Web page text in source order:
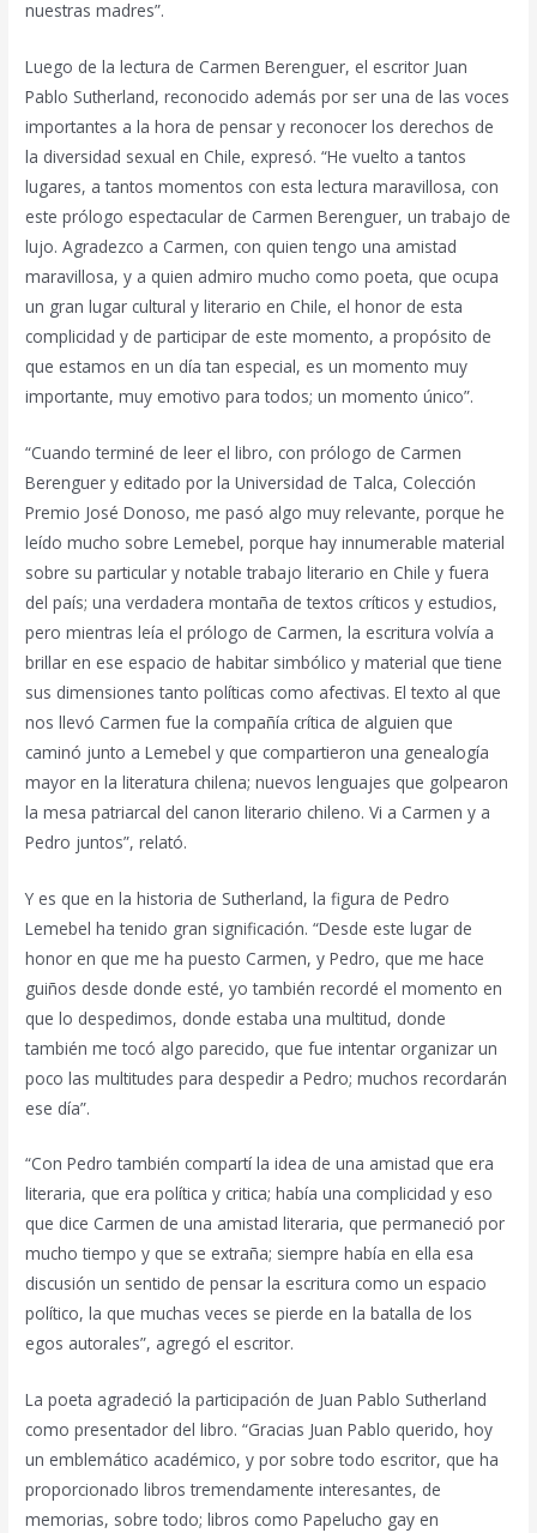
nuestras madres”.
Luego de la lectura de Carmen Berenguer, el escritor Juan
Pablo Sutherland, reconocido además por ser una de las voces
importantes a la hora de pensar y reconocer los derechos de
la diversidad sexual en Chile, expresó. “He vuelto a tantos
lugares, a tantos momentos con esta lectura maravillosa, con
este prólogo espectacular de Carmen Berenguer, un trabajo de
lujo. Agradezco a Carmen, con quien tengo una amistad
maravillosa, y a quien admiro mucho como poeta, que ocupa
un gran lugar cultural y literario en Chile, el honor de esta
complicidad y de participar de este momento, a propósito de
que estamos en un día tan especial, es un momento muy
importante, muy emotivo para todos; un momento único”.
“Cuando terminé de leer el libro, con prólogo de Carmen
Berenguer y editado por la Universidad de Talca, Colección
Premio José Donoso, me pasó algo muy relevante, porque he
leído mucho sobre Lemebel, porque hay innumerable material
sobre su particular y notable trabajo literario en Chile y fuera
del país; una verdadera montaña de textos críticos y estudios,
pero mientras leía el prólogo de Carmen, la escritura volvía a
brillar en ese espacio de habitar simbólico y material que tiene
sus dimensiones tanto políticas como afectivas. El texto al que
nos llevó Carmen fue la compañía crítica de alguien que
caminó junto a Lemebel y que compartieron una genealogía
mayor en la literatura chilena; nuevos lenguajes que golpearon
la mesa patriarcal del canon literario chileno. Vi a Carmen y a
Pedro juntos”, relató.
Y es que en la historia de Sutherland, la figura de Pedro
Lemebel ha tenido gran significación. “Desde este lugar de
honor en que me ha puesto Carmen, y Pedro, que me hace
guiños desde donde esté, yo también recordé el momento en
que lo despedimos, donde estaba una multitud, donde
también me tocó algo parecido, que fue intentar organizar un
poco las multitudes para despedir a Pedro; muchos recordarán
ese día”.
“Con Pedro también compartí la idea de una amistad que era
literaria, que era política y critica; había una complicidad y eso
que dice Carmen de una amistad literaria, que permaneció por
mucho tiempo y que se extraña; siempre había en ella esa
discusión un sentido de pensar la escritura como un espacio
político, la que muchas veces se pierde en la batalla de los
egos autorales”, agregó el escritor.
La poeta agradeció la participación de Juan Pablo Sutherland
como presentador del libro. “Gracias Juan Pablo querido, hoy
un emblemático académico, y por sobre todo escritor, que ha
proporcionado libros tremendamente interesantes, de
memorias, sobre todo; libros como Papelucho gay en